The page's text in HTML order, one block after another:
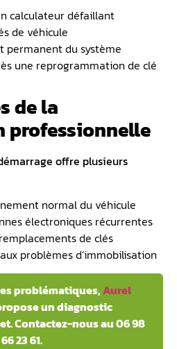
calculateur défaillant
de véhicule
permanent du système
une reprogrammation de clé
de la
professionnelle
offre plusieurs
normal du véhicule
électroniques récurrentes
de clés
problèmes d’immobilisation
problématiques,Aurel
un diagnostic
Contactez-nous au 06 98
66 23 61.